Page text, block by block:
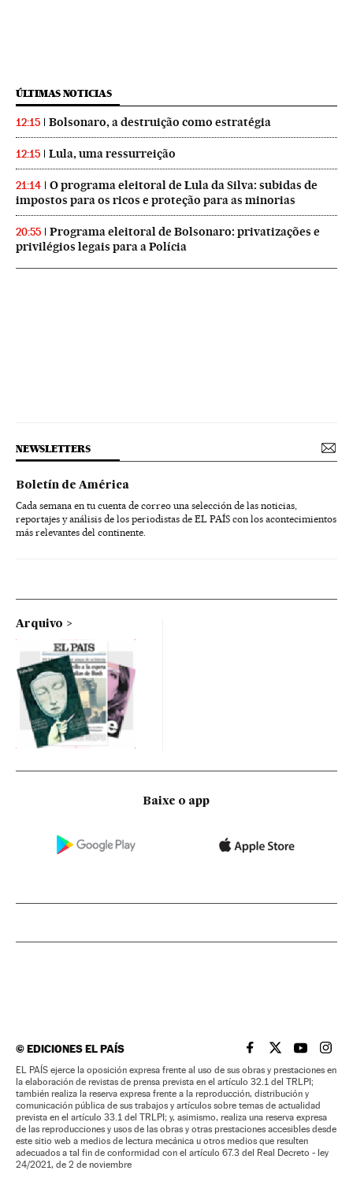
ÚLTIMAS NOTICIAS
12:15 Bolsonaro, a destruição como estratégia
12:15 Lula, uma ressurreição
21:14
O programa eleitoral de Lula da Silva: subidas de
impostos para os ricos e proteção para as minorias
20:55
Programa eleitoral de Bolsonaro: privatizações e
privilégios legais para a Polícia
NEWSLETTERS
Boletín de América
Cada semana en tu cuenta de correo una selección de las noticias,
reportajes y análisis de los periodistas de EL PAÍS con los acontecimientos
más relevantes del continente.
Arquivo
Baixe o app
©EDICIONES EL PAÍS EL PAÍS BRASIL EN
EL PAÍSEL PAÍS
EL
EL PAÍS ejerce la oposición expresa frente al uso de sus obras y prestaciones en
la elaboración de revistas de prensa prevista en el artículo 32.1 del TRLPI;
también realiza la reserva expresa frente a la reproducción, distribución y
comunicación pública de sus trabajos y artículos sobre temas de actualidad
prevista en el artículo 33.1 del TRLPI; y, asimismo, realiza una reserva expresa
de las reproducciones y usos de las obras y otras prestaciones accesibles desde
este sitio web a medios de lectura mecánica u otros medios que resulten
adecuados a tal fin de conformidad con el artículo 67.3 del Real Decreto - ley
24/2021, de 2 de noviembre